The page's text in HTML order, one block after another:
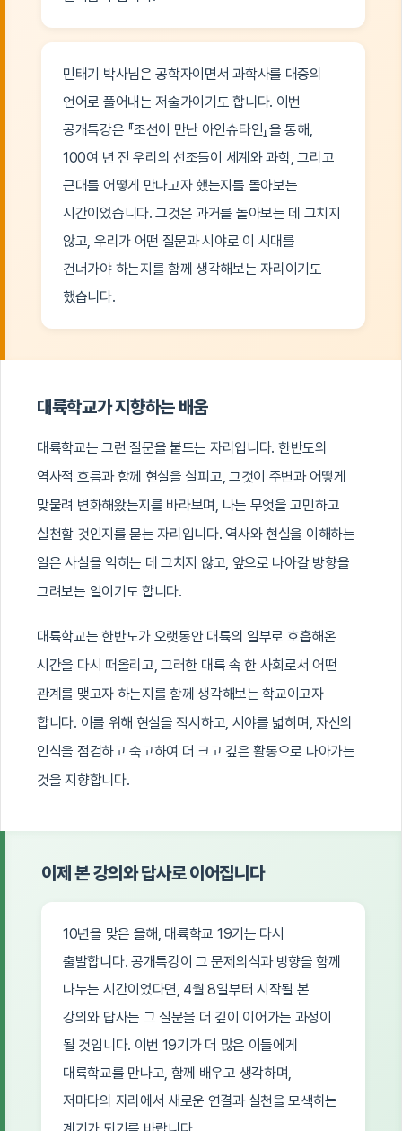
민태기 박사님은 공학자이면서 과학사를 대중의
언어로 풀어내는 저술가이기도 합니다. 이번
공개특강은 『조선이 만난 아인슈타인』을 통해,
100여 년 전 우리의 선조들이 세계와 과학, 그리고
근대를 어떻게 만나고자 했는지를 돌아보는
시간이었습니다. 그것은 과거를 돌아보는 데 그치지
않고, 우리가 어떤 질문과 시야로 이 시대를
건너가야 하는지를 함께 생각해보는 자리이기도
했습니다.
대륙학교가 지향하는 배움
대륙학교는 그런 질문을 붙드는 자리입니다. 한반도의
역사적 흐름과 함께 현실을 살피고, 그것이 주변과 어떻게
맞물려 변화해왔는지를 바라보며, 나는 무엇을 고민하고
실천할 것인지를 묻는 자리입니다. 역사와 현실을 이해하는
일은 사실을 익히는 데 그치지 않고, 앞으로 나아갈 방향을
그려보는 일이기도 합니다.
대륙학교는 한반도가 오랫동안 대륙의 일부로 호흡해온
시간을 다시 떠올리고, 그러한 대륙 속 한 사회로서 어떤
관계를 맺고자 하는지를 함께 생각해보는 학교이고자
합니다. 이를 위해 현실을 직시하고, 시야를 넓히며, 자신의
인식을 점검하고 숙고하여 더 크고 깊은 활동으로 나아가는
것을 지향합니다.
이제 본 강의와 답사로 이어집니다
10년을 맞은 올해, 대륙학교 19기는 다시
출발합니다. 공개특강이 그 문제의식과 방향을 함께
나누는 시간이었다면, 4월 8일부터 시작될 본
강의와 답사는 그 질문을 더 깊이 이어가는 과정이
될 것입니다. 이번 19기가 더 많은 이들에게
대륙학교를 만나고, 함께 배우고 생각하며,
저마다의 자리에서 새로운 연결과 실천을 모색하는